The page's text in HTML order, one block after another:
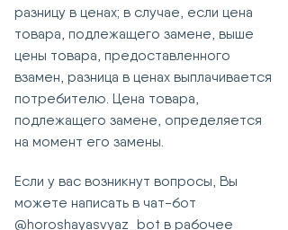
разницу в ценах; в случае, если цена
товара, подлежащего замене, выше
цены товара, предоставленного
взамен, разница в ценах выплачивается
потребителю. Цена товара,
подлежащего замене, определяется
на момент его замены.
Если у вас возникнут вопросы, Вы
можете написать в чат-бот
@horoshayasvyaz_bot в рабочее